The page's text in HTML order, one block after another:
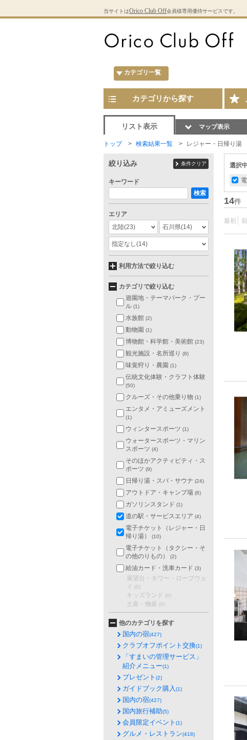
当サイトはOrico Club Off会員様専用優待サービスです。
カテゴリ一覧
カテゴリから探す
リスト表示 マップ表示
トップ 検索結果一覧 レジャー・日帰り湯
選択
14件
最初 前
絞り込み 条件クリア
キーワード
検索
エリア
北陸(23) 石川県(14)
指定なし(14)
利用方法で絞り込む
カテゴリで絞り込む
遊園地・テーマパーク・プー
ル (1)
水族館 (2)
動物園 (1)
博物館・科学館・美術館 (23)
観光施設・名所巡り (8)
味覚狩り・農園 (1)
伝統文化体験・クラフト体験
(50)
クルーズ・その他乗り物 (1)
エンタメ・アミューズメント
(1)
ウィンタースポーツ (1)
ウォータースポーツ・マリン
スポーツ (4)
そのほかアクティビティ・ス
ポーツ (9)
日帰り湯・スパ・サウナ (24)
アウトドア・キャンプ場 (6)
ガソリンスタンド (1)
道の駅・サービスエリア (4)
電子チケット（レジャー・日
帰り湯）
(10)
電子チケット（タクシー・そ
の他のりもの）
(2)
給油カード・洗車カード (3)
展望台・タワー・ロープウェ
イ
(0)
キッズランド (0)
土産・物産 (0)
他のカテゴリを探す
国内の宿(427)
クラブオフポイント交換(1)
「すまいの管理サービス」
紹介メニュー(1)
プレゼント (2)
ガイドブック購入 (1)
国内の宿(427)
国内旅行補助(5)
会員限定イベント (1)
グルメ・レストラン(418)